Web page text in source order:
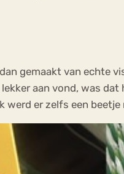
gemaakt van
aan vond, was
werd er zelfs een beetje